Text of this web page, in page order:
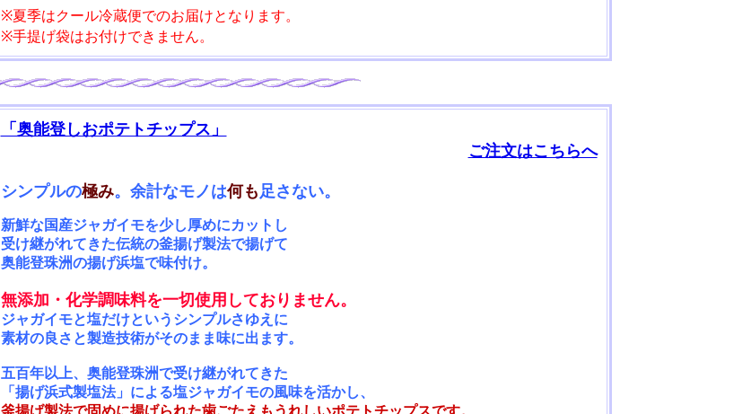
※夏季はクール冷蔵便でのお届けとなります。
※手提げ袋はお付けできません。
「奥能登しおポテトチップス」
ご注文はこちらへ
シンプルの極み。余計なモノは何も足さない。
新鮮な国産ジャガイモを少し厚めにカットし
受け継がれてきた伝統の釜揚げ製法で揚げて
奥能登珠洲の揚げ浜塩で味付け。
無添加・化学調味料を一切使用しておりません。
ジャガイモと塩だけというシンプルさゆえに
素材の良さと製造技術がそのまま味に出ます。
五百年以上、奥能登珠洲で受け継がれてきた
「揚げ浜式製塩法」 による塩ジャガイモの風味を活かし、
釜揚げ製法で固めに揚げられた歯ごたえもうれしいポテトチップスです。